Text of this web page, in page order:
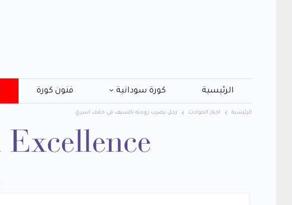
الرئيسية كورة سودانية فنون كورة
الرئيسية اخبار الحوادث رجل يضرب زوجته بالسيف في خلاف اسري